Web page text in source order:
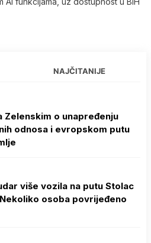
NAJČITANIJE
Zelenskim o unapređenju
odnosa i evropskom putu
više vozila na putu Stolac
osoba povrijeđeno